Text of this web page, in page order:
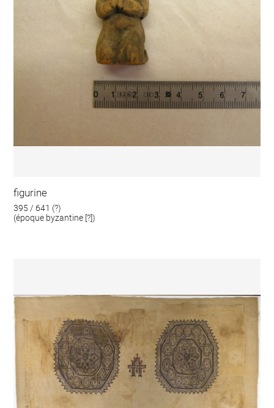
figurine
395 / 641 (?)
(époque byzantine [?])